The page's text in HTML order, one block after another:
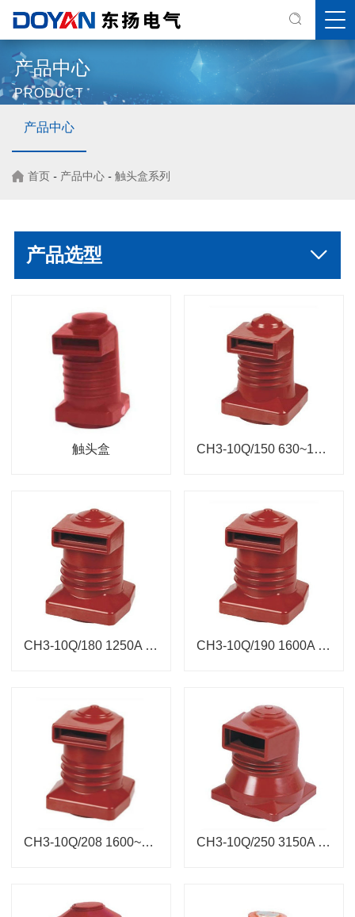
产品中心
PRODUCT
产品中心
首页 - 产品中心 - 触头盒系列
产品选型
触头盒 CH3-10Q/150 630~1250A 中置柜触头盒
CH3-10Q/180 1250A 中置柜触头盒 CH3-10Q/190 1600A 中置柜触头盒
CH3-10Q/208 1600~2500A 中置柜触头盒 CH3-10Q/250 3150A 中置柜触头盒